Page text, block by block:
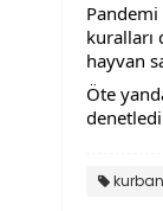
kuralları
hayvan
Öte
kurban